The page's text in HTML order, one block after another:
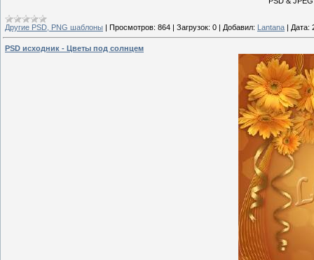
Другие PSD, PNG шаблоны | Просмотров: 864 | Загрузок: 0 | Добавил: Lantana | Дата:
PSD исходник - Цветы под солнцем